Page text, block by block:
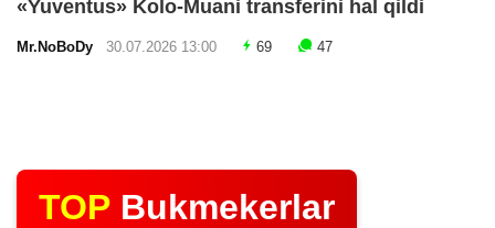
«Yuventus» Kolo-Muani transferini hal qildi
Mr.NoBoDy 30.07.2026 13:00 69 47
TOP Bukmekerlar